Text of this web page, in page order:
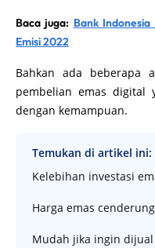
Baca juga: Bank
Emisi 2022
Bahkan ada beberapa
pembelian emas digital
dengan kemampuan.
Temukan di artikel ini:
Kelebihan investasi
Harga emas
Mudah jika ingin